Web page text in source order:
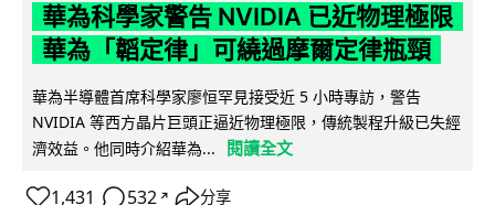
華為科學家警告 NVIDIA 已近物理極限
華為「韜定律」可繞過摩爾定律瓶頸
華為半導體首席科學家廖恒罕見接受近 5 小時專訪，警告
NVIDIA 等西方晶片巨頭正逼近物理極限，傳統製程升級已失經
濟效益。他同時介紹華為...
閱讀全文
1,431 532 ↗ 分享